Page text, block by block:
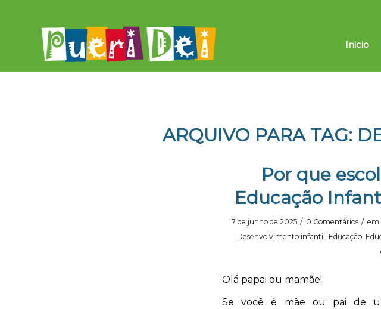
Inicio
ARQUIVO PARA TAG:
Por que
Educação
7 de junho de 2025 / 0 Comentários / em
Desenvolvimento infantil , Educação,
Olá papai ou mamãe!
Se você é mãe ou pai de